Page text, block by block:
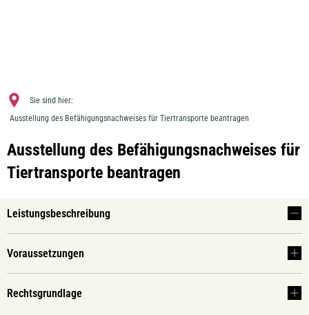
Sie sind hier:
Ausstellung des Befähigungsnachweises für Tiertransporte beantragen
Ausstellung des Befähigungsnachweises für
Tiertransporte beantragen
Leistungsbeschreibung
Voraussetzungen
Rechtsgrundlage